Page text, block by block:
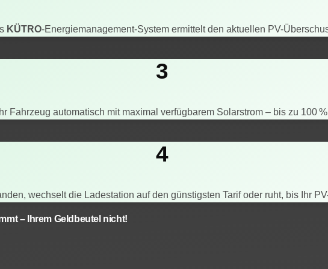
KÜTRO-Energiemanagement-System ermittelt den aktuellen PV-
3
Fahrzeug automatisch mit maximal verfügbarem Solarstrom – bis zu 100
4
wechselt die Ladestation auf den günstigsten Tarif oder ruht, bis Ihr
– Ihrem Geldbeutel nicht!